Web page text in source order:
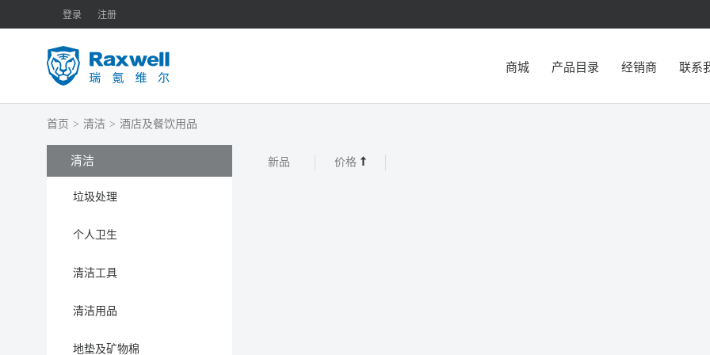
登录 注册
商城 产品目录 经销商 联系
首页 > 清洁 > 酒店及餐饮用品
清洁
垃圾处理
个人卫生
清洁工具
清洁用品
地垫及矿物棉
新品 价格